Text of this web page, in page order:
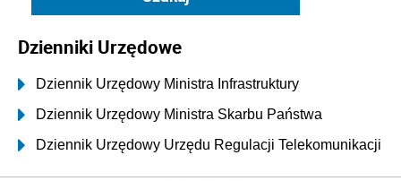
Dzienniki Urzędowe
Dziennik Urzędowy Ministra Infrastruktury
Dziennik Urzędowy Ministra Skarbu Państwa
Dziennik Urzędowy Urzędu Regulacji Telekomunikacji